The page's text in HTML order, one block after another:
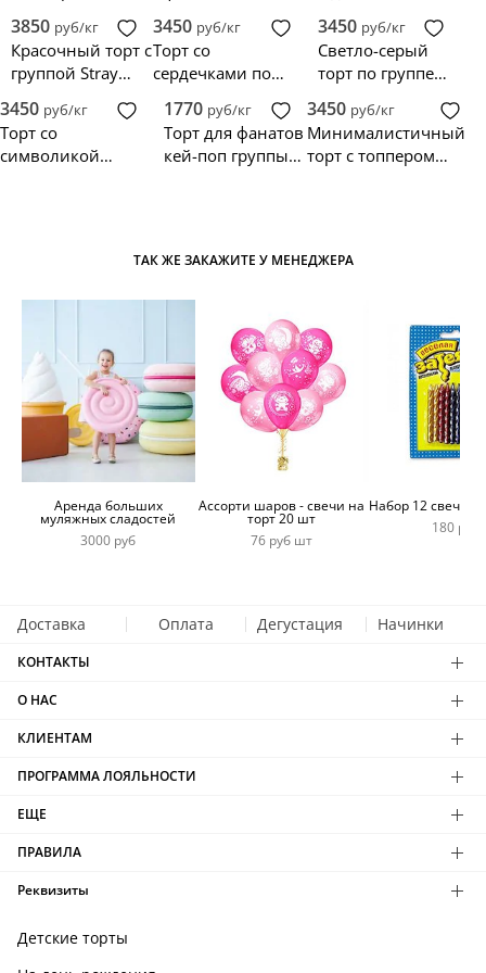
девочке
3850 руб/кг
Красочный торт с
группой Stray
3450 руб/кг
Торт со
сердечками по
3450 руб/кг
Светло-серый
торт по группе
3450 руб/кг
Торт со
символикой
1770 руб/кг
Торт для фанатов
кей-поп группы
3450 руб/кг
Минималистичный
торт с топпером
ТАК ЖЕ ЗАКАЖИТЕ У МЕНЕДЖЕРА
Аренда больших
муляжных сладостей
3000 руб
Ассорти шаров - свечи на
торт 20 шт
76 руб шт
Набор 12 свечей
180 руб
Доставка Оплата Дегустация Начинки
КОНТАКТЫ
О НАС
КЛИЕНТАМ
ПРОГРАММА ЛОЯЛЬНОСТИ
ЕЩЕ
ПРАВИЛА
Реквизиты
Детские торты